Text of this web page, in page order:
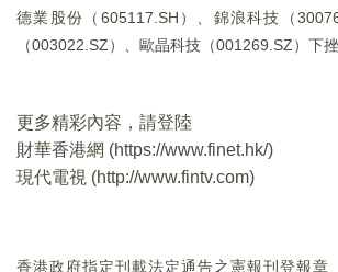
德業股份（605117.SH）、錦浪科技（
（003022.SZ）、歐晶科技（001269.SZ）下挫
更多精彩內容，請登陸
財華香港網 (https://www.finet.hk/)
現代電視 (http://www.fintv.com)
香港政府指定刊載法定通告之憲報刊登報章